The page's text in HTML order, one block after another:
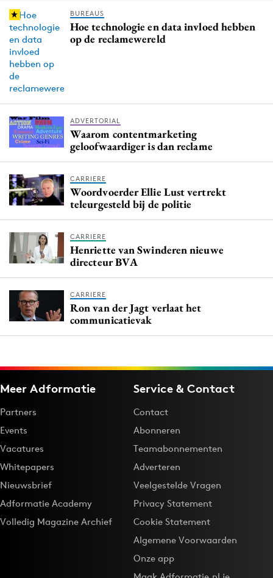
BUREAUS
Hoe technologie en data invloed hebben
op de reclamewereld
ADVERTORIAL
Waarom contentmarketing
geloofwaardiger is dan reclame
CARRIERE
Woordvoerder Ellie Lust vertrekt
teleurgesteld bij de politie
CARRIERE
Henriette van Swinderen nieuwe
directeur BVA
CARRIERE
Ron van der Jagt verlaat het
communicatievak
Meer Adformatie
Partners
Events
Vacatures
Whitepapers
Nieuwsbrief
Adformatie Academy
Volledig Magazine Archief
Service & Contact
Contact
Abonneren
Teamabonnementen
Adverteren
Veelgestelde Vragen
Privacy Statement
Cookie Statement
Algemene Voorwaarden
Onze app